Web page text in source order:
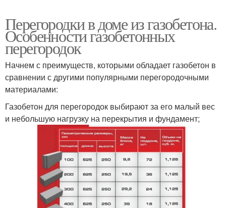
Перегородки в доме из газобетона.
Особенности газобетонных
перегородок
Начнем с преимуществ, которыми обладает газобетон в
сравнении с другими популярными перегородочными
материалами:
Газобетон для перегородок выбирают за его малый вес
и небольшую нагрузку на перекрытия и фундамент;